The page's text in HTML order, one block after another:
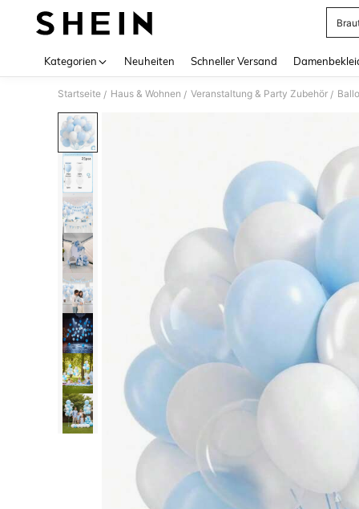
Kategorien Neuheiten Schneller Versand
Startseite / Haus & Wohnen / Veranstaltung & Party Zubehör /